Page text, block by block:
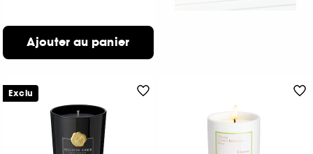
Ajouter au panier
Exclu